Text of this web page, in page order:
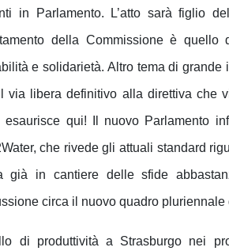
in Parlamento. L’atto sarà figlio
della Commissione è
e solidarietà. Altro tema di
via libera definitivo alla direttiva che
qui! Il nuovo Parlamento
che rivede gli attuali standard
già in cantiere delle sfide
circa il nuovo quadro
di produttività a Strasburgo nei